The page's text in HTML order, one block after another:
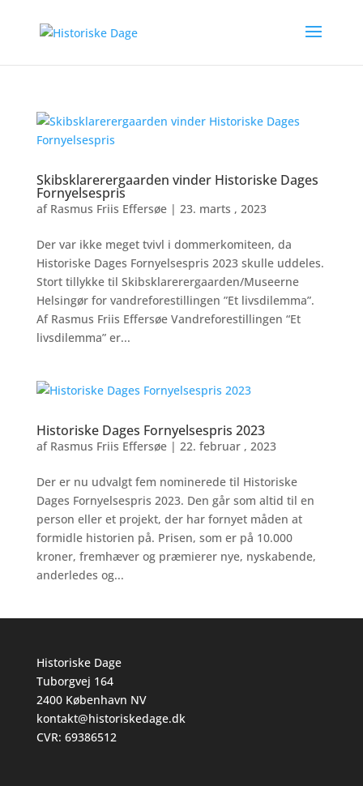
Skibsklarerergaarden vinder Historiske Dages
Fornyelsespris
af Rasmus Friis Effersøe| 23. marts , 2023
Der var ikke meget tvivl i dommerkomiteen, da
Historiske Dages Fornyelsespris 2023 skulle uddeles.
Stort tillykke til Skibsklarerergaarden/Museerne
Helsingør for vandreforestillingen ”Et livsdilemma”.
Af Rasmus Friis Effersøe Vandreforestillingen “Et
livsdilemma” er...
Historiske Dages Fornyelsespris 2023
af Rasmus Friis Effersøe| 22. februar , 2023
Der er nu udvalgt fem nominerede til Historiske
Dages Fornyelsespris 2023. Den går som altid til en
person eller et projekt, der har fornyet måden at
formidle historien på. Prisen, som er på 10.000
kroner, fremhæver og præmierer nye, nyskabende,
anderledes og...
Historiske Dage
Tuborgvej 164
2400 København NV
kontakt@historiskedage.dk
CVR: 69386512